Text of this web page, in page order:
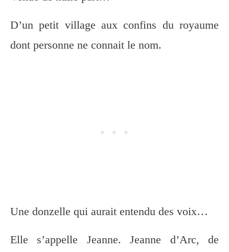
D’un petit village aux confins du royaume
dont personne ne connait le nom.
Une donzelle qui aurait entendu des voix…
Elle s’appelle Jeanne. Jeanne d’Arc, de